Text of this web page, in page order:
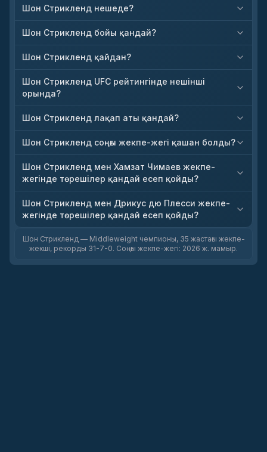
Шон Стрикленд нешеде?
Шон Стрикленд бойы қандай?
Шон Стрикленд қайдан?
Шон Стрикленд UFC рейтингінде нешінші
орында?
Шон Стрикленд лақап аты қандай?
Шон Стрикленд соңғы жекпе-жегі қашан болды?
Шон Стрикленд мен Хамзат Чимаев жекпе-
жегінде төрешілер қандай есеп қойды?
Шон Стрикленд мен Дрикус дю Плесси жекпе-
жегінде төрешілер қандай есеп қойды?
Шон Стрикленд — Middleweight чемпионы, 35 жастағы жекпе-
жекші, рекорды 31-7-0. Соңғы жекпе-жегі: 2026 ж. мамыр.